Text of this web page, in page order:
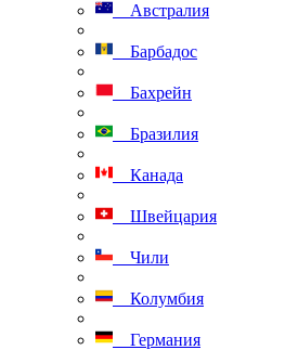
Австралия
Барбадос
Бахрейн
Бразилия
Канада
Швейцария
Чили
Колумбия
Германия